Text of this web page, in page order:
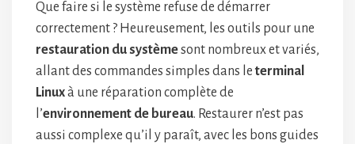
Que faire si le système refuse de démarrer
correctement ? Heureusement, les outils pour une
restauration du systèmesont nombreux et variés,
allant des commandes simples dans le terminal
Linuxà une réparation complète de
l’environnement de bureau. Restaurer n’est pas
aussi complexe qu’il y paraît, avec les bons guides